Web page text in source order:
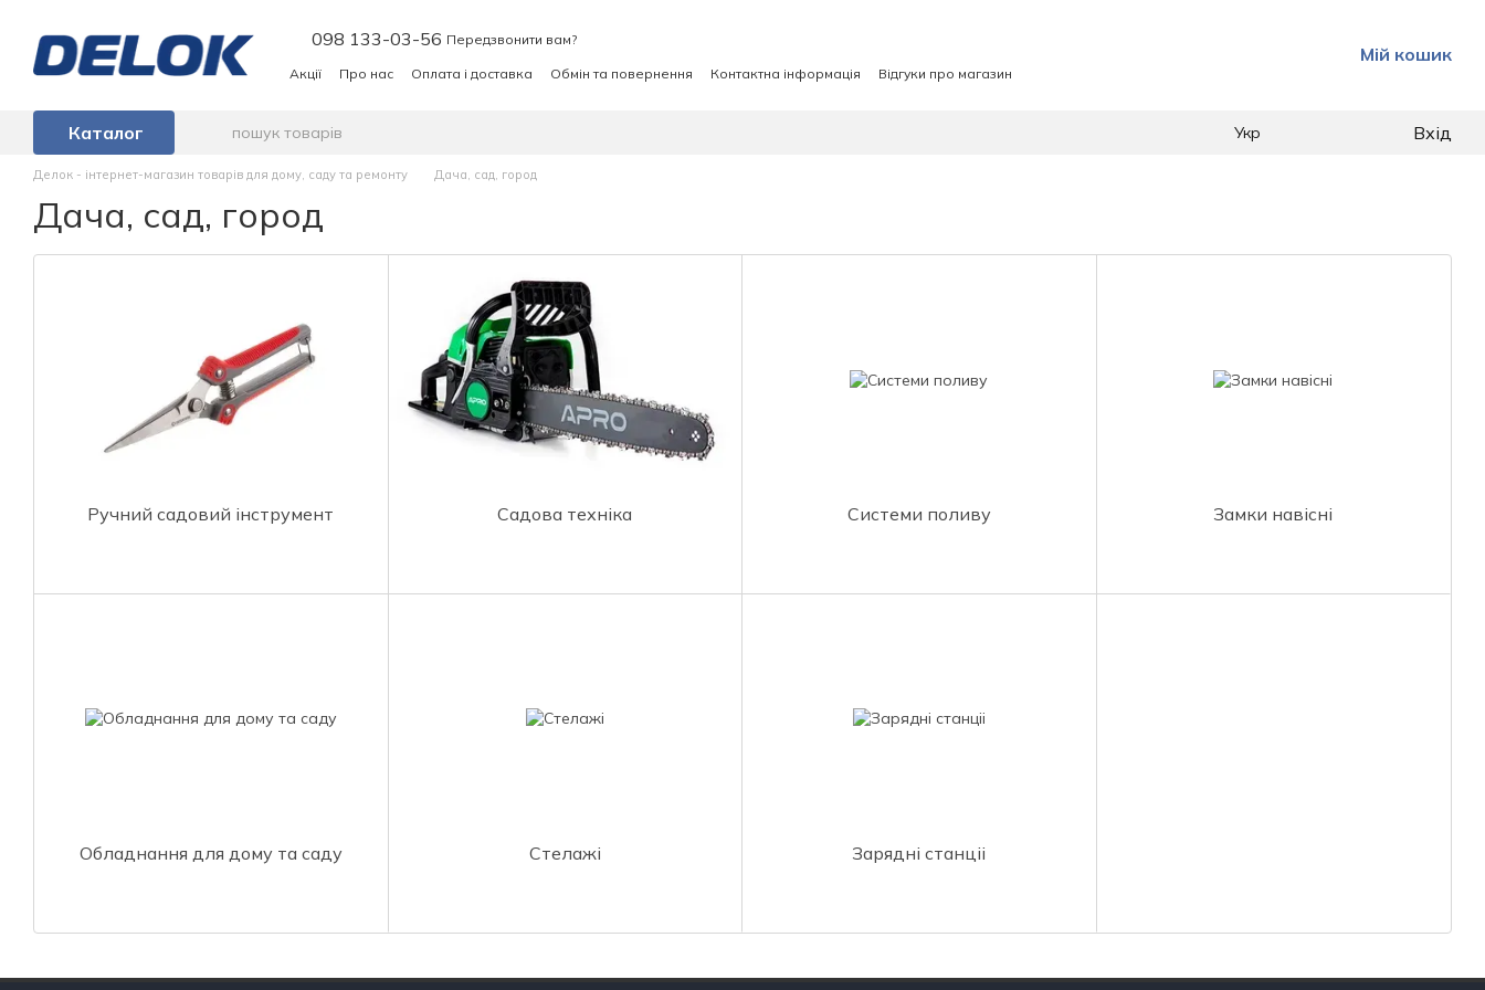
098 133-03-56 Передзвонити вам?
Акції Про нас Оплата і доставка Обмін та повернення Контактна інформація Відгуки про магазин
Мій кошик
Каталог Укр Вхід
Делок - інтернет-магазин товарів для дому, саду та ремонту Дача, сад, город
Дача, сад, город
Ручний садовий інструмент Садова техніка Системи поливу Замки навісні
Обладнання для дому та саду Стелажі Зарядні станціі